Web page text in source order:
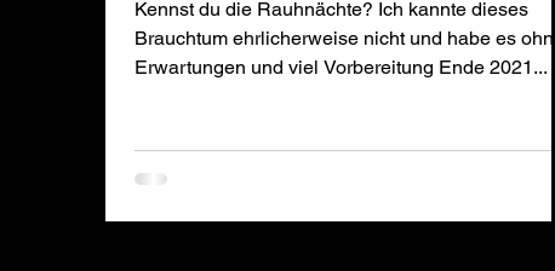
Kennst du die Rauhnächte? Ich kannte dieses
Brauchtum ehrlicherweise nicht und habe es ohne
Erwartungen und viel Vorbereitung Ende 2021...